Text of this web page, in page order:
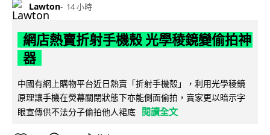
Lawton 14 小時
網店熱賣折射手機殼 光學稜鏡變偷拍神
器
中國有網上購物平台近日熱賣「折射手機殼」，利用光學稜鏡
原理讓手機在熒幕關閉狀態下亦能側面偷拍，賣家更以暗示字
眼宣傳供不法分子偷拍他人裙底 閱讀全文